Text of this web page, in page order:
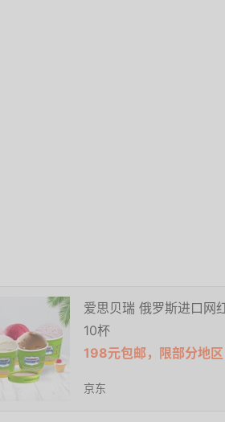
爱思贝瑞 俄罗斯进口网
10杯
198元包邮，限部分地区
京东